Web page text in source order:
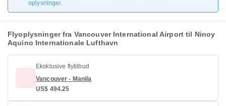
oplysninger.
Flyoplysninger fra Vancouver International Airport til Ninoy
Aquino Internationale Lufthavn
Eksklusive flytilbud
Vancouver - Manila
US$ 494.25